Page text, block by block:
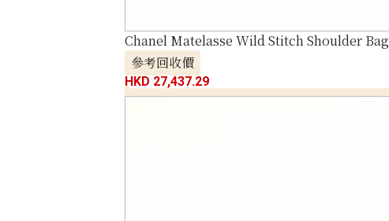
Chanel Matelasse Wild Stitch Shoulder Bag
參考回收價
HKD 27,437.29